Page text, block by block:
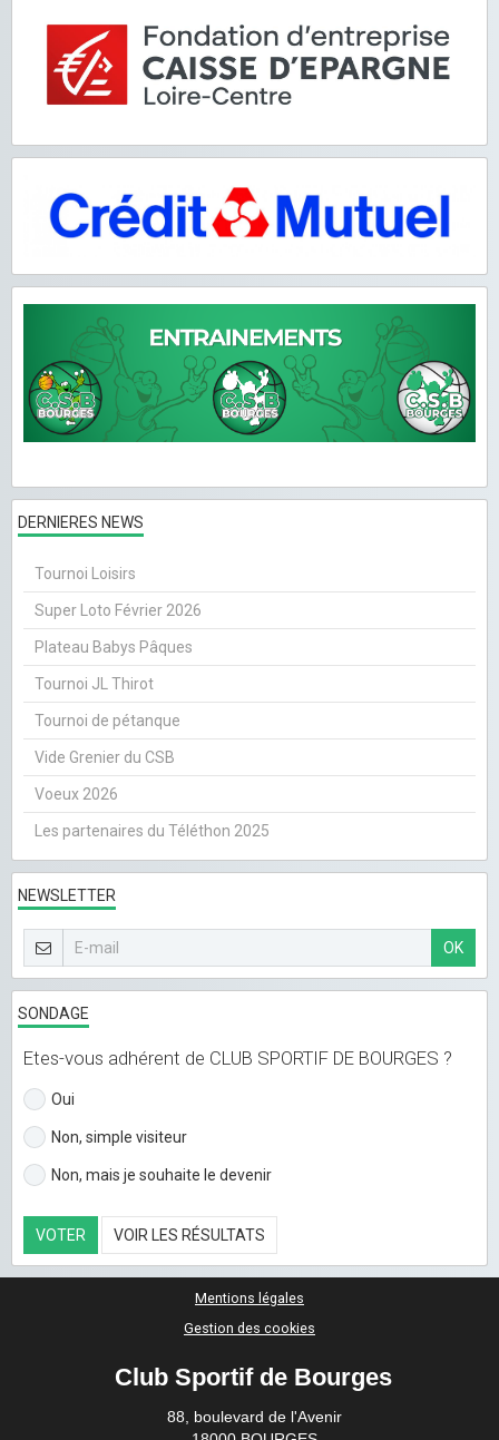
DERNIERES NEWS
Tournoi Loisirs
Super Loto Février 2026
Plateau Babys Pâques
Tournoi JL Thirot
Tournoi de pétanque
Vide Grenier du CSB
Voeux 2026
Les partenaires du Téléthon 2025
NEWSLETTER
OK
SONDAGE
Etes-vous adhérent de CLUB SPORTIF DE BOURGES ?
Oui
Non, simple visiteur
Non, mais je souhaite le devenir
VOTER VOIR LES RÉSULTATS
Mentions légales
Gestion des cookies
Club Sportif de Bourges
88, boulevard de l'Avenir